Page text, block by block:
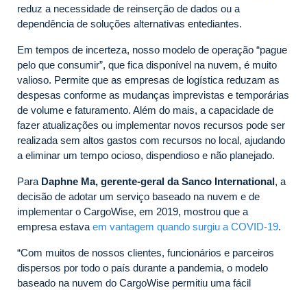
reduz a necessidade de reinserção de dados ou a
dependência de soluções alternativas entediantes.
Em tempos de incerteza, nosso modelo de operação “pague
pelo que consumir”, que fica disponível na nuvem, é muito
valioso. Permite que as empresas de logística reduzam as
despesas conforme as mudanças imprevistas e temporárias
de volume e faturamento. Além do mais, a capacidade de
fazer atualizações ou implementar novos recursos pode ser
realizada sem altos gastos com recursos no local, ajudando
a eliminar um tempo ocioso, dispendioso e não planejado.
Para Daphne Ma, gerente-geral da Sanco International, a
decisão de adotar um serviço baseado na nuvem e de
implementar o CargoWise, em 2019, mostrou que a
empresa estava em vantagem quando surgiu a COVID-19.
“Com muitos de nossos clientes, funcionários e parceiros
dispersos por todo o país durante a pandemia, o modelo
baseado na nuvem do CargoWise permitiu uma fácil